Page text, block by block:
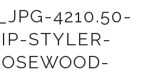
4210.50-
STYLER-